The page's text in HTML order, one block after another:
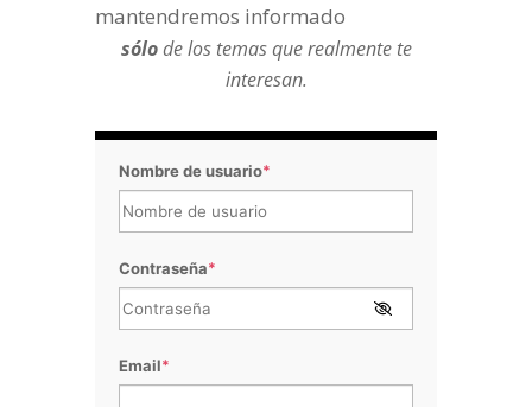
mantendremos informado
sólode los temas que realmente te
interesan.
Nombre de usuario*
Contraseña*
Email*